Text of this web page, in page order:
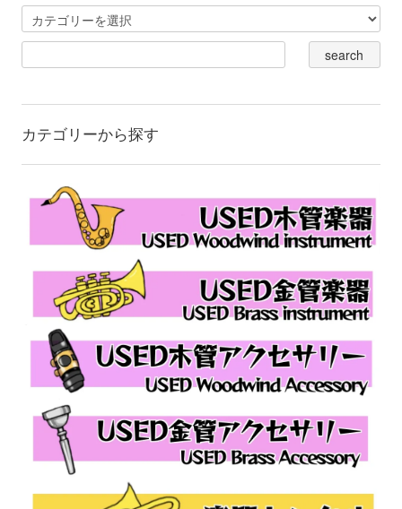
カテゴリーから探す